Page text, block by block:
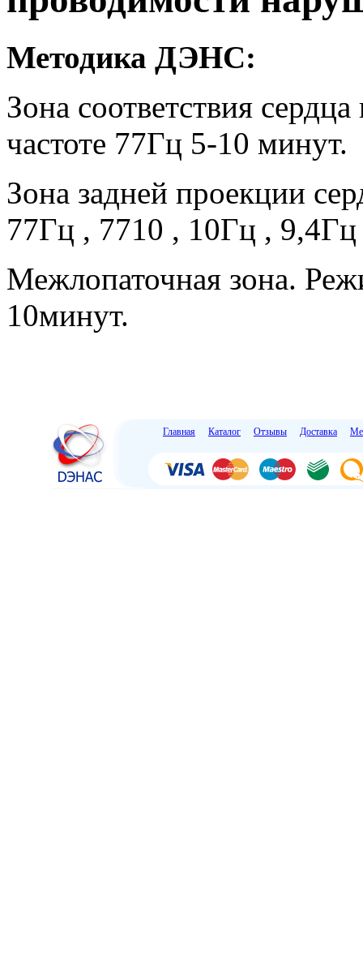
Методика ДЭНС:
Зона соответствия
частоте 77Гц 5-10 минут.
Зона задней проекции
77Гц , 7710 , 10Гц ,
Межлопаточная зона.
10минут.
Главная Каталог Отзывы Доставка